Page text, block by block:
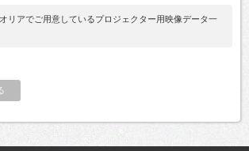
リアでご用意しているプロジェクター用映像データ一